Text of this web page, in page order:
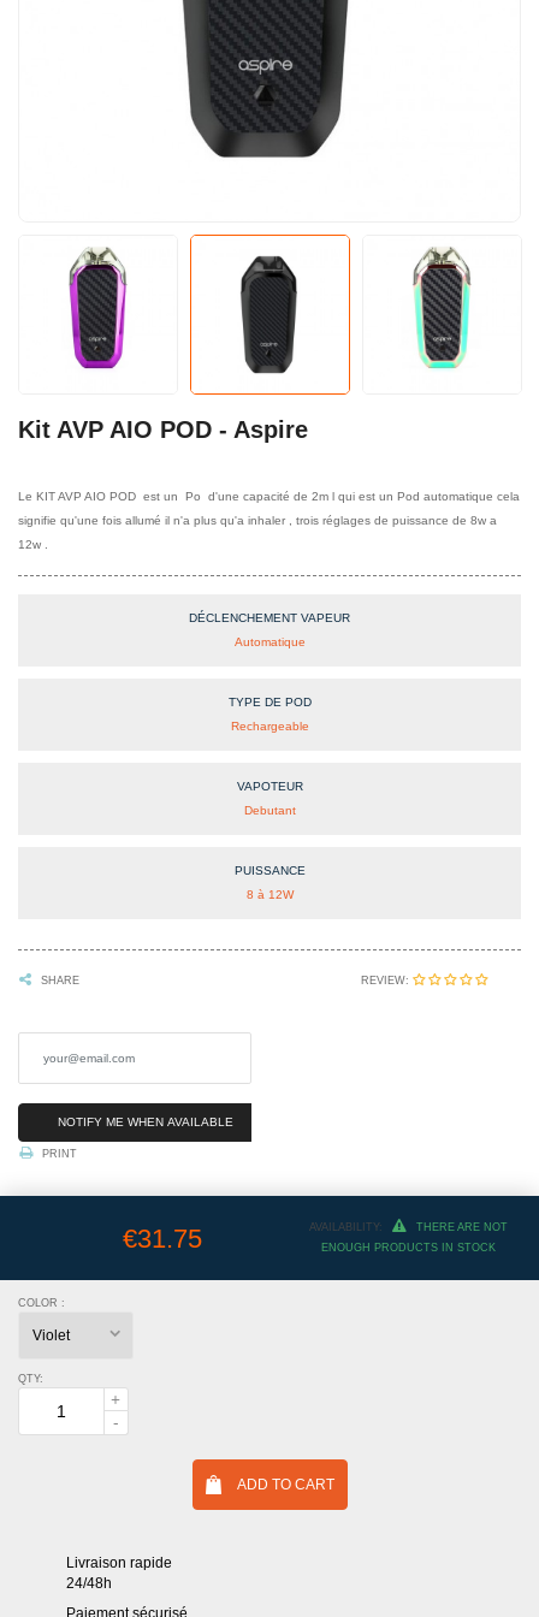
Kit AVP AIO POD - Aspire
Le KIT AVP AIO POD est un Po d'une capacité de 2m l qui est un Pod automatique cela
signifie qu'une fois allumé il n'a plus qu'a inhaler , trois réglages de puissance de 8w a
12w .
DÉCLENCHEMENT VAPEUR
Automatique
TYPE DE POD
Rechargeable
VAPOTEUR
Debutant
PUISSANCE
8 à 12W
SHARE
NOTIFY ME WHEN AVAILABLE
PRINT
REVIEW:
€31.75 AVAILABILITY:
THERE ARE NOT
ENOUGH PRODUCTS IN STOCK
COLOR :
QTY:
ADD TO CART
Livraison rapide
24/48h
Paiement sécurisé